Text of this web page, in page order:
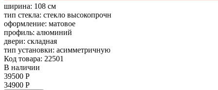
ширина: 108 см
тип стекла: стекло высокопрочн
оформление: матовое
профиль: алюминий
двери: складная
тип установки: асимметричную
Код товара: 22501
В наличии
39500 Р
34900 Р